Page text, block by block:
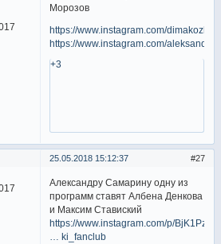
Морозов
https://www.instagram.com/
https://www.instagram.com/
+3
27
25.05.2018 15:12:37
Александру Самарину одну из
программ ставят Албена Денкова
и Максим Ставиский
https://www.instagram.com/p/
… ki_fanclub